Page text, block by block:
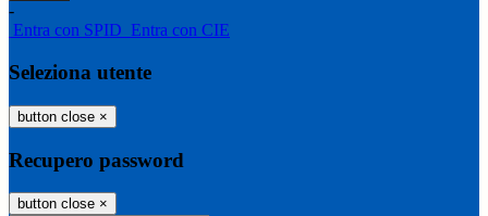
-
Entra con SPID Entra con CIE
Seleziona utente
button close ×
Recupero password
button close ×